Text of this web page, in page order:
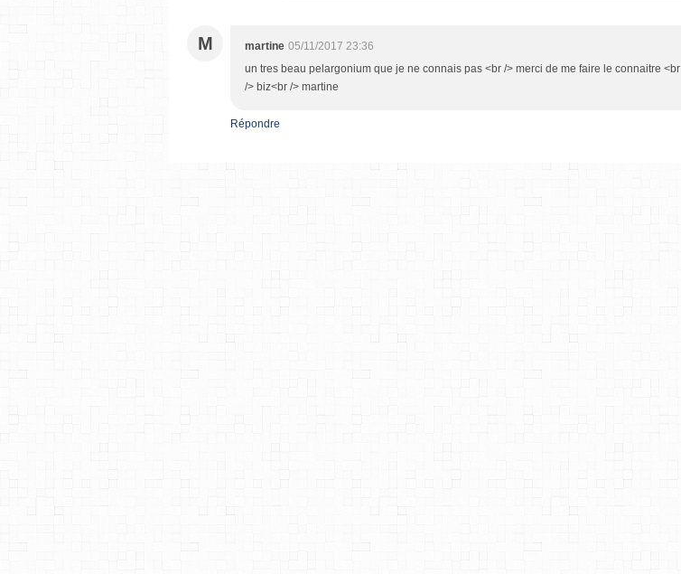
M martine 05/11/2017 23:36
un tres beau pelargonium que je ne connais pas <br /> merci de me faire le connaitre <br
/> biz<br /> martine
Répondre